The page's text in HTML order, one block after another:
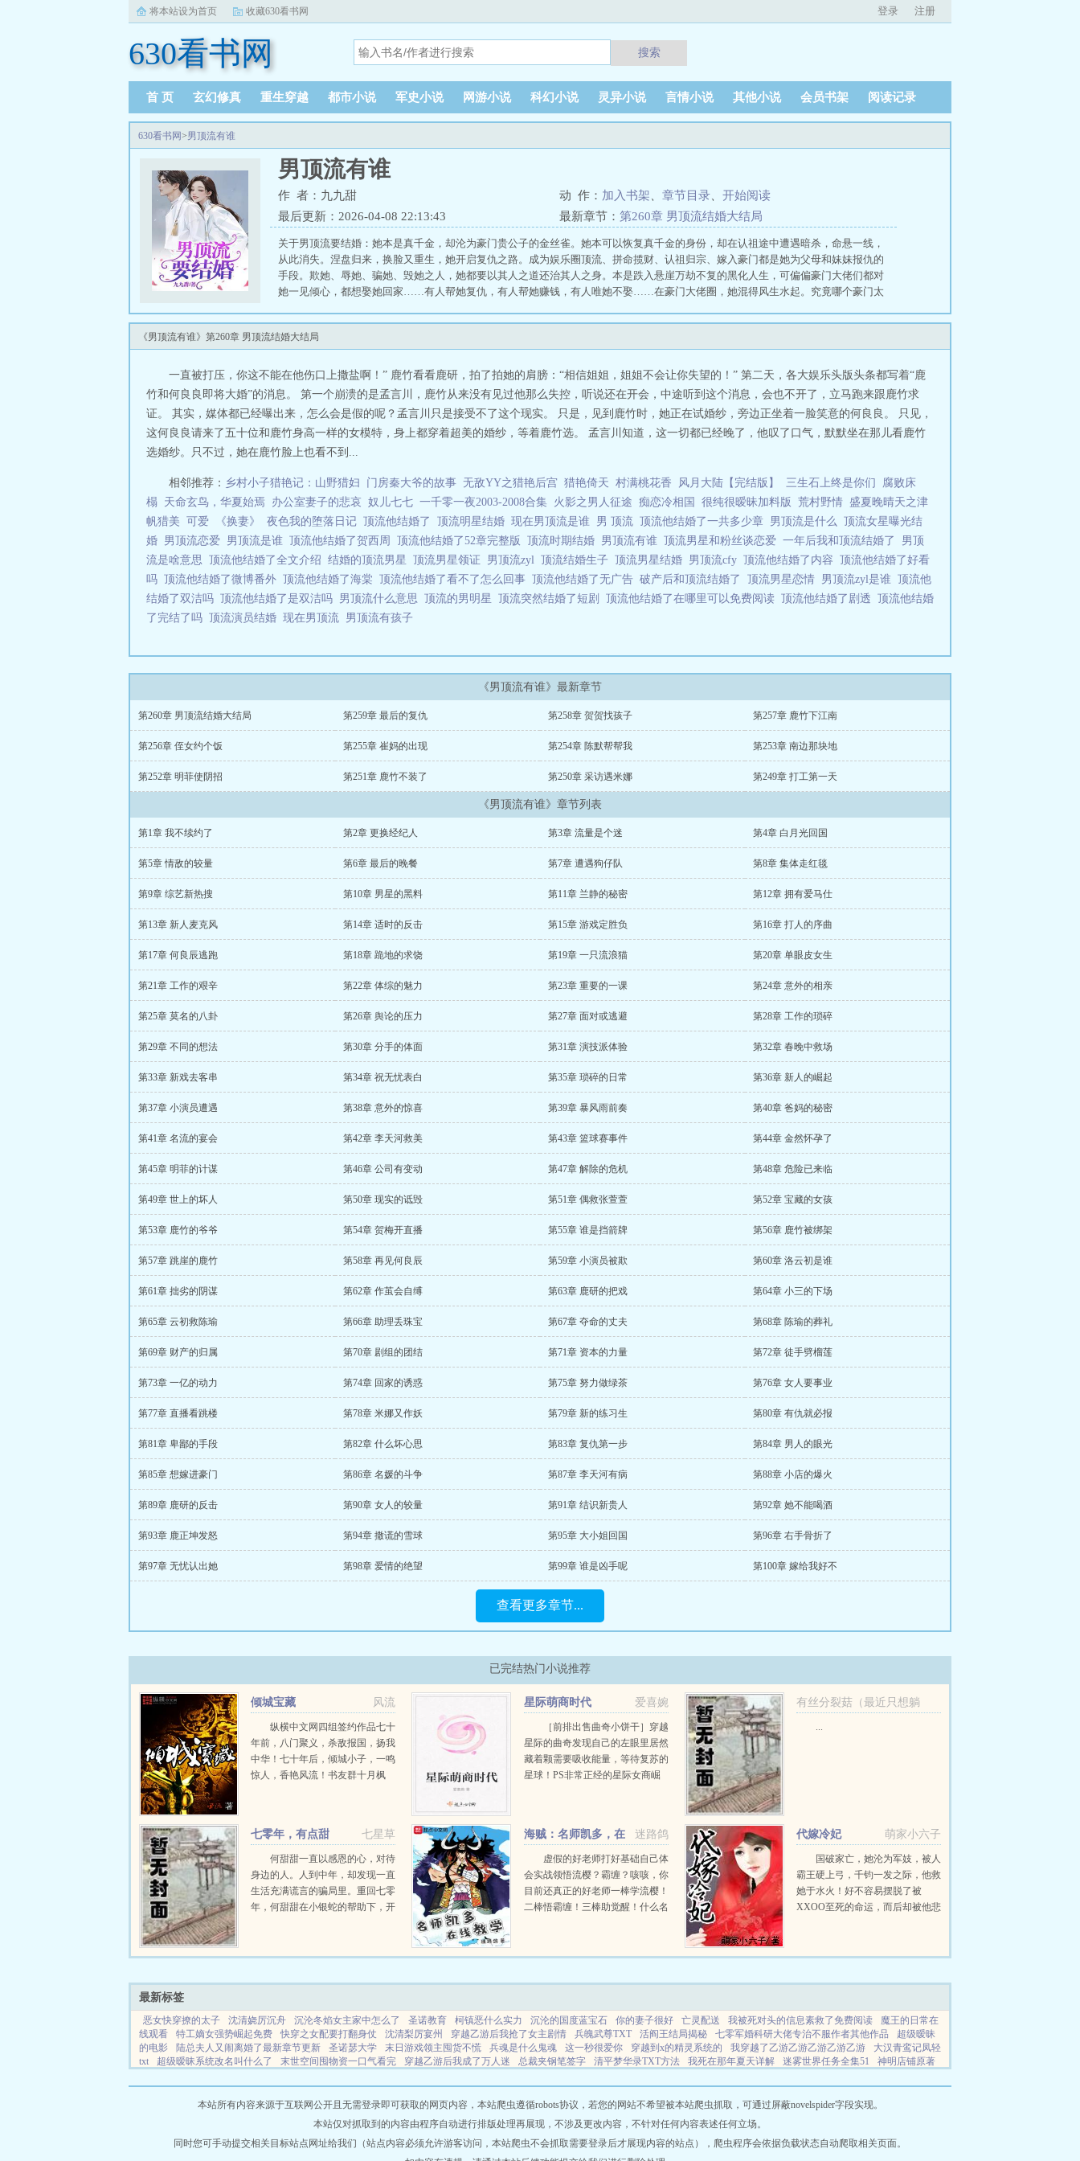
将本站设为首页 收藏630看书网 登录 注册
630看书网 搜索
首 页 玄幻修真 重生穿越 都市小说 军史小说 网游小说 科幻小说 灵异小说 言情小说 其他小说 会员书架 阅读记录
630看书网>男顶流有谁
男顶流有谁
作 者：九九甜 动 作： 加入书架 章节目录
开始阅读
最后更新：2026-04-08 22:13:43
最新章节： 第260章 男顶流结婚大结局
关于男顶流要结婚：她本是真千金，却沦为豪门贵公子的金丝雀。她本可以恢复真千金的身份，却在认祖途中遭遇暗杀，命悬一线，
从此消失。涅盘归来，换脸又重生，她开启复仇之路。成为娱乐圈顶流、拼命揽财、认祖归宗、嫁入豪门都是她为父母和妹妹报仇的
手段。欺她、辱她、骗她、毁她之人，她都要以其人之道还治其人之身。本是跌入悬崖万劫不复的黑化人生，可偏偏豪门大佬们都对
她一见倾心，都想娶她回家……有人帮她复仇，有人帮她赚钱，有人唯她不娶……在豪门大佬圈，她混得风生水起。究竟哪个豪门太
《男顶流有谁》第260章 男顶流结婚大结局
一直被打压，你这不能在他伤口上撒盐啊！” 鹿竹看看鹿研，拍了拍她的肩膀：“相信姐姐，姐姐不会让你失望的！” 第二天，各大娱乐头版头条都写着“鹿
竹和何良良即将大婚”的消息。 第一个崩溃的是孟言川，鹿竹从来没有见过他那么失控，听说还在开会，中途听到这个消息，会也不开了，立马跑来跟鹿竹求
证。 其实，媒体都已经曝出来，怎么会是假的呢？孟言川只是接受不了这个现实。 只是，见到鹿竹时，她正在试婚纱，旁边正坐着一脸笑意的何良良。 只见，
这何良良请来了五十位和鹿竹身高一样的女模特，身上都穿着超美的婚纱，等着鹿竹选。 孟言川知道，这一切都已经晚了，他叹了口气，默默坐在那儿看鹿竹
选婚纱。只不过，她在鹿竹脸上也看不到...
相邻推荐： 乡村小子猎艳记：山野猎妇 门房秦大爷的故事 无敌YY之猎艳后宫 猎艳倚天 村满桃花香 风月大陆【完结版】 三生石上终是你们
腐败床
榻
天命玄鸟，华夏始焉 办公室妻子的悲哀 奴儿七七 一千零一夜2003-2008合集 火影之男人征途 痴恋冷相国 很纯很暧昧加料版 荒村野情 盛夏晚晴天之津
帆猎美 可爱 《换妻》 夜色我的堕落日记 顶流他结婚了 顶流明星结婚 现在男顶流是谁 男 顶流 顶流他结婚了一共多少章 男顶流是什么 顶流女星曝光结
婚 男顶流恋爱 男顶流是谁 顶流他结婚了贺西周 顶流他结婚了52章完整版 顶流时期结婚 男顶流有谁 顶流男星和粉丝谈恋爱 一年后我和顶流结婚了 男顶
流是啥意思 顶流他结婚了全文介绍 结婚的顶流男星 顶流男星领证 男顶流zyl 顶流结婚生子 顶流男星结婚 男顶流cfy 顶流他结婚了内容 顶流他结婚了好看
吗 顶流他结婚了微博番外 顶流他结婚了海棠 顶流他结婚了看不了怎么回事 顶流他结婚了无广告 破产后和顶流结婚了 顶流男星恋情 男顶流zyl是谁 顶流他
结婚了双洁吗 顶流他结婚了是双洁吗 男顶流什么意思 顶流的男明星 顶流突然结婚了短剧 顶流他结婚了在哪里可以免费阅读 顶流他结婚了剧透 顶流他结婚
了完结了吗 顶流演员结婚 现在男顶流 男顶流有孩子
《男顶流有谁》最新章节
第260章 男顶流结婚大结局 第259章 最后的复仇 第258章 贺贺找孩子 第257章 鹿竹下江南
第256章 侄女约个饭 第255章 崔妈的出现 第254章 陈默帮帮我 第253章 南边那块地
第252章 明菲使阴招 第251章 鹿竹不装了 第250章 采访遇米娜 第249章 打工第一天
《男顶流有谁》章节列表
第1章 我不续约了 第2章 更换经纪人 第3章 流量是个迷 第4章 白月光回国
第5章 情敌的较量 第6章 最后的晚餐 第7章 遭遇狗仔队 第8章 集体走红毯
第9章 综艺新热搜 第10章 男星的黑料 第11章 兰静的秘密 第12章 拥有爱马仕
第13章 新人麦克风 第14章 适时的反击 第15章 游戏定胜负 第16章 打人的序曲
第17章 何良辰逃跑 第18章 跪地的求饶 第19章 一只流浪猫 第20章 单眼皮女生
第21章 工作的艰辛 第22章 体综的魅力 第23章 重要的一课 第24章 意外的相亲
第25章 莫名的八卦 第26章 舆论的压力 第27章 面对或逃避 第28章 工作的琐碎
第29章 不同的想法 第30章 分手的体面 第31章 演技派体验 第32章 春晚中救场
第33章 新戏去客串 第34章 祝无忧表白 第35章 琐碎的日常 第36章 新人的崛起
第37章 小演员遭遇 第38章 意外的惊喜 第39章 暴风雨前奏 第40章 爸妈的秘密
第41章 名流的宴会 第42章 李天河救美 第43章 篮球赛事件 第44章 金然怀孕了
第45章 明菲的计谋 第46章 公司有变动 第47章 解除的危机 第48章 危险已来临
第49章 世上的坏人 第50章 现实的诋毁 第51章 偶救张萱萱 第52章 宝藏的女孩
第53章 鹿竹的爷爷 第54章 贺梅开直播 第55章 谁是挡箭牌 第56章 鹿竹被绑架
第57章 跳崖的鹿竹 第58章 再见何良辰 第59章 小演员被欺 第60章 洛云初是谁
第61章 拙劣的阴谋 第62章 作茧会自缚 第63章 鹿研的把戏 第64章 小三的下场
第65章 云初救陈瑜 第66章 助理丢珠宝 第67章 夺命的丈夫 第68章 陈瑜的葬礼
第69章 财产的归属 第70章 剧组的团结 第71章 资本的力量 第72章 徒手劈榴莲
第73章 一亿的动力 第74章 回家的诱惑 第75章 努力做绿茶 第76章 女人要事业
第77章 直播看跳楼 第78章 米娜又作妖 第79章 新的练习生 第80章 有仇就必报
第81章 卑鄙的手段 第82章 什么坏心思 第83章 复仇第一步 第84章 男人的眼光
第85章 想嫁进豪门 第86章 名媛的斗争 第87章 李天河有病 第88章 小店的爆火
第89章 鹿研的反击 第90章 女人的较量 第91章 结识新贵人 第92章 她不能喝酒
第93章 鹿正坤发怒 第94章 撒谎的雪球 第95章 大小姐回国 第96章 右手骨折了
第97章 无忧认出她 第98章 爱情的绝望 第99章 谁是凶手呢 第100章 嫁给我好不
查看更多章节...
已完结热门小说推荐
风流
倾城宝藏
纵横中文网四组签约作品七十
年前，八门聚义，杀敌报国，扬我
中华！七十年后，倾城小子，一鸣
惊人，香艳风流！书友群十月枫
爱喜婉
星际萌商时代
［前排出售曲奇小饼干］穿越
星际的曲奇发现自己的左眼里居然
藏着颗需要吸收能量，等待复苏的
星球！PS非常正经的星际女商崛
有丝分裂菇（最近只想躺
...
七星草
七零年，有点甜
何甜甜一直以感恩的心，对待
身边的人。人到中年，却发现一直
生活充满谎言的骗局里。重回七零
年，何甜甜在小银蛇的帮助下，开
瞎了。这辈子，再也不要错过辜负
迷路鸽
海贼：名师凯多，在
线教学虚假的好老师打好基础自己体
会实战领悟流樱？霸缠？咳咳，你
目前还真正的好老师一棒学流樱！
二棒悟霸缠！三棒助觉醒！什么名
好消息！凯老师补习...
萌家小六子
代嫁冷妃
国破家亡，她沦为军妓，被人
霸王硬上弓，千钧一发之际，他救
她于水火！好不容易摆脱了被
XXOO至死的命运，而后却被他悲
旋于嫔妃之间，阴谋诡计，却不知
最新标签
恶女快穿撩的太子 沈清娆厉沉舟 沉沦冬焰女主家中怎么了 圣诺教育 柯镇恶什么实力 沉沦的国度蓝宝石 你的妻子很好 亡灵配送 我被死对头的信息素救了免费阅读
魔王的日常在
线观看
特工嫡女强势崛起免费 快穿之女配要打翻身仗 沈清梨厉宴州 穿越乙游后我抢了女主剧情 兵魄武尊TXT 活阎王结局揭秘 七零军婚科研大佬专治不服作者其他作品
超级暧昧
的电影
陆总夫人又闹离婚了最新章节更新 圣诺瑟大学 末日游戏领主囤货不慌 兵魂是什么鬼魂 这一秒很爱你 穿越到x的精灵系统的 我穿越了乙游乙游乙游乙游乙游
大汉青鸾记凤轻
txt
超级暧昧系统改名叫什么了 末世空间囤物资一口气看完 穿越乙游后我成了万人迷 总裁夹钢笔签字 清平梦华录TXT方法 我死在那年夏天详解 迷雾世界任务全集51
神明店铺原著
间上交国家免费完整版
南柯的南柯是什么意思 恶毒炮灰的训 大秦开局皇陵修仙之万倍返还系统 透市仙王在都市百度百科 一拳一个小可爱 我死在那年夏天全剧情 吃货小厨师
重返
1980我缔造了工业帝国
名门公子小娇妻免费阅读 厨神与吃货是干嘛的 迷雾世界灾难中求生 死亡快递 恶女快穿绝嗣大姥被钓成翘嘴可在线观看 顾卫南的军校日记TXT百度
沈清渲厉延川短剧 我为妖庭主爱搜最新章节更新内 全职天师免费阅读 首富追妻全集 第一章捡个师父 大明荡寇军
沈清梨厉宴洲全文免费阅读
你老婆要 山鸟哢馀春 轻语ip智能体 圣诺瑟大学是大专吗 抖森与kang的感情 重生八零前夫悔断肠全文阅读 明日方舟npc大图在哪找
我活阎罗救人被讹钱
你的妻子下拉式漫画最新章节更新内容 盗墓请叫我龙脉清洁工_3Q 窃窃有期在线观看免费完整版
本站所有内容来源于互联网公开且无需登录即可获取的网页内容，本站爬虫遵循robots协议，若您的网站不希望被本站爬虫抓取，可通过屏蔽novelspider字段实现。
本站仅对抓取到的内容由程序自动进行排版处理再展现，不涉及更改内容，不针对任何内容表述任何立场。
同时您可手动提交相关目标站点网址给我们（站点内容必须允许游客访问，本站爬虫不会抓取需要登录后才展现内容的站点），爬虫程序会依据负载状态自动爬取相关页面。